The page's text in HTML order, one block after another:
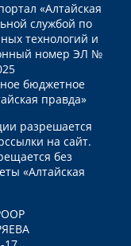
«Алтайская
службой по
технологий и
номер ЭЛ №
бюджетное
правда»
разрешается
на сайт.
без
«Алтайская